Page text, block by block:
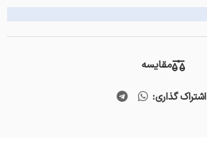
مقایسه
اشتراک گذاری: